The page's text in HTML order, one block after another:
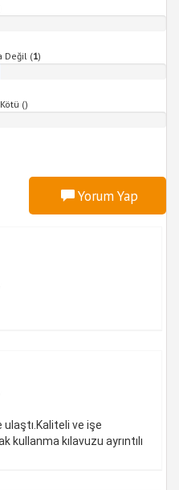
Değil (1)
()
Yorum Yap
ve işe
kullanma kılavuzu ayrıntılı